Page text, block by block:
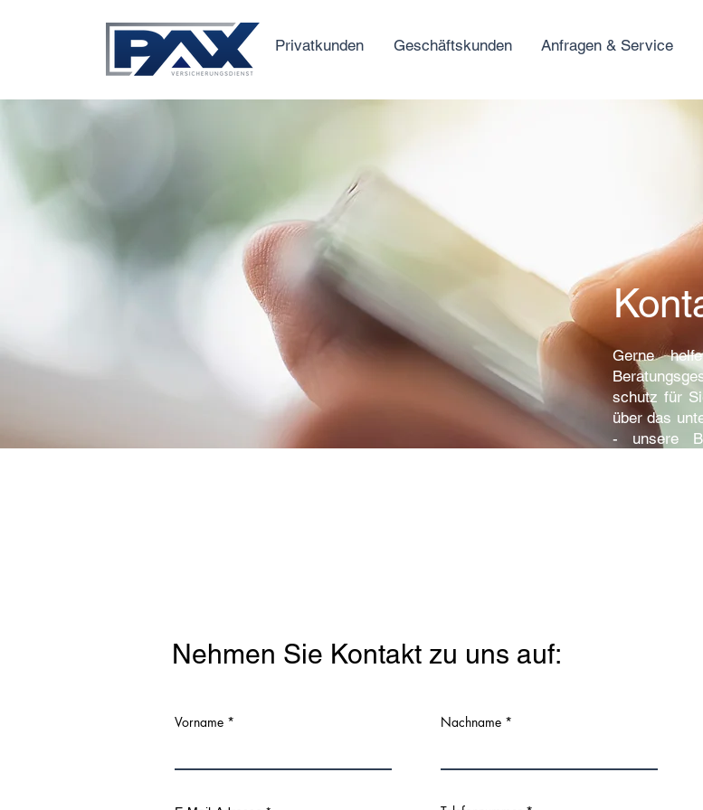
Privatkunden Geschäftskunden Anfragen & Service
Gerne
schutz für
über das
- unsere
Nehmen Sie Kontakt zu uns auf:
Vorname Nachname